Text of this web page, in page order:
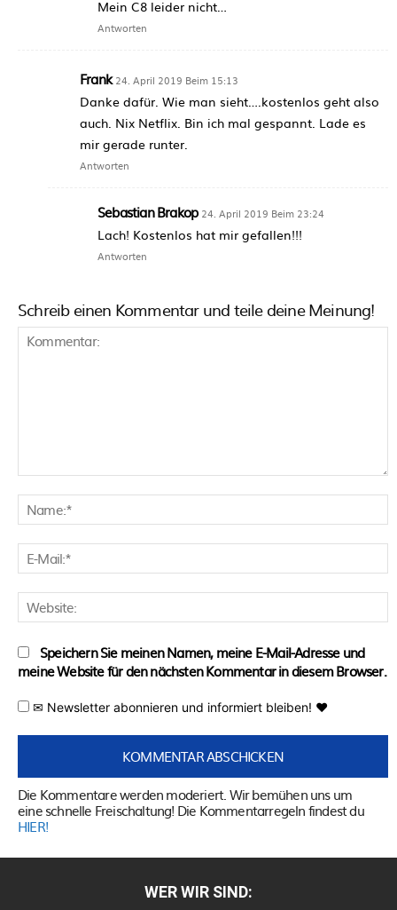
Mein C8 leider nicht…
Antworten
Frank 24. April 2019 Beim 15:13
Danke dafür. Wie man sieht….kostenlos geht also
auch. Nix Netflix. Bin ich mal gespannt. Lade es
mir gerade runter.
Antworten
Sebastian Brakop 24. April 2019 Beim 23:24
Lach! Kostenlos hat mir gefallen!!!
Antworten
Schreib einen Kommentar und teile deine Meinung!
Speichern Sie meinen Namen, meine E-Mail-Adresse und
meine Website für den nächsten Kommentar in diesem Browser.
✉ Newsletter abonnieren und informiert bleiben! ♥
Die Kommentare werden moderiert. Wir bemühen uns um
eine schnelle Freischaltung! Die Kommentarregeln findest du
HIER!
WER WIR SIND: